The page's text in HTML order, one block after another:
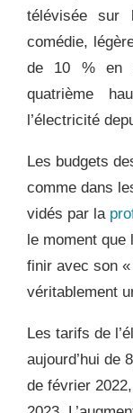
télévisée sur
comédie,
de 10 % en
quatrième
l’électricité
Les budgets
comme dans
vidés par la
le moment
finir avec son «
véritablement
Les tarifs de
aujourd’hui de
de février